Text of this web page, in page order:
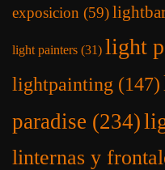
exposicion (59)
light painters (31) light
lightpainting (147)
paradise (234)
linternas y